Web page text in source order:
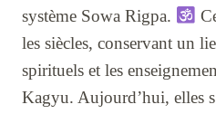
système Sowa Rigpa.
les siècles, conservant un
spirituels et les
Kagyu. Aujourd’hui, elles